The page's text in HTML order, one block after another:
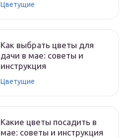
Цветущие
Как выбрать цветы для
дачи в мае: советы и
инструкция
Цветущие
Какие цветы посадить в
мае: советы и инструкция